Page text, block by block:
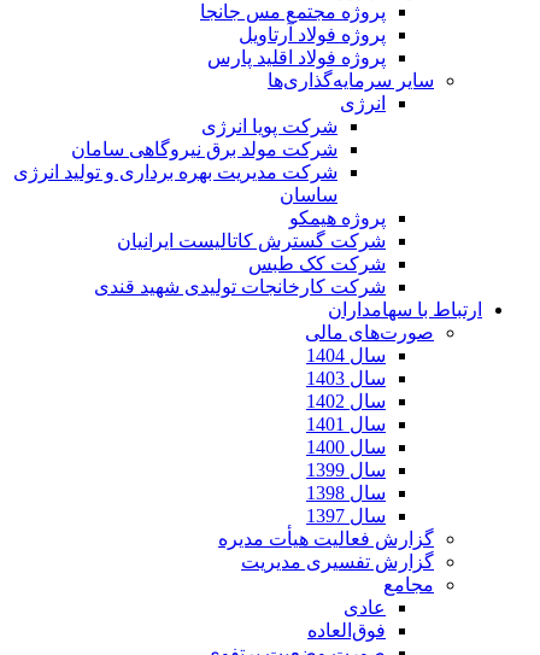
پروژه مجتمع مس جانجا
پروژه فولاد آرتاویل
پروژه فولاد اقلید پارس
سایر سرمایه‌گذاری‌ها
انرژی
شرکت پویا انرژی
شرکت مولد برق نیروگاهی سامان
شرکت مدیریت بهره برداری و تولید انرژی
ساسان
پروژه هیمکو
شرکت گسترش کاتالیست ایرانیان
شرکت کک طبس
شرکت کارخانجات تولیدی شهید قندی
ارتباط با سهامداران
صورت‌های مالی
سال 1404
سال 1403
سال 1402
سال 1401
سال 1400
سال 1399
سال 1398
سال 1397
گزارش فعالیت هیأت مدیره
گزارش تفسیری مدیریت
مجامع
عادی
فوق‌العاده